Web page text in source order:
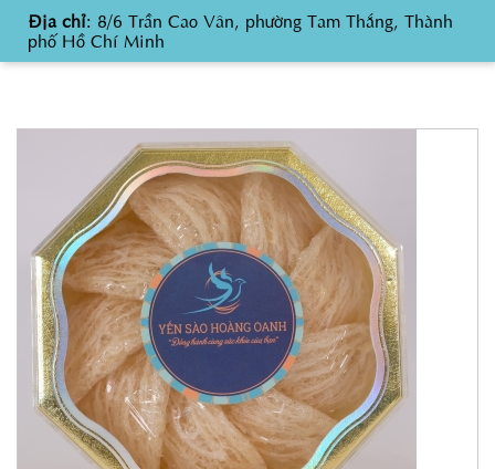
Địa chỉ: 8/6 Trần Cao Vân, phường Tam Thắng, Thành
phố Hồ Chí Minh